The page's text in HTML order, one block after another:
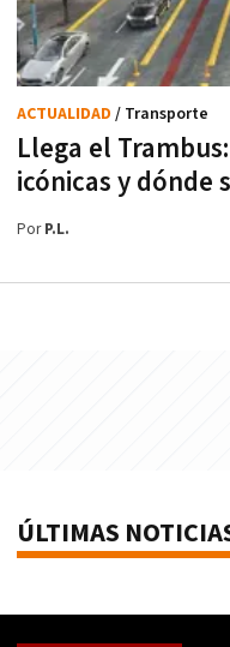
Llega el
icónicas y dónde
ACTUALIDAD / Transporte
PorP.L.
ÚLTIMAS